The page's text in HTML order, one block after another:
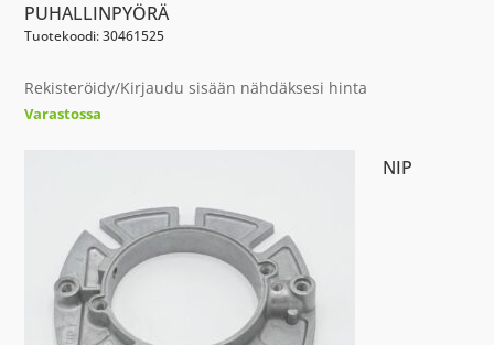
PUHALLINPYÖRÄ
Tuotekoodi: 30461525
Rekisteröidy/Kirjaudu sisään nähdäksesi hinta
Varastossa
NIP